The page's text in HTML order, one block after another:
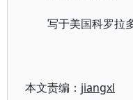
写于美国科罗拉
本文责编： jiangxl